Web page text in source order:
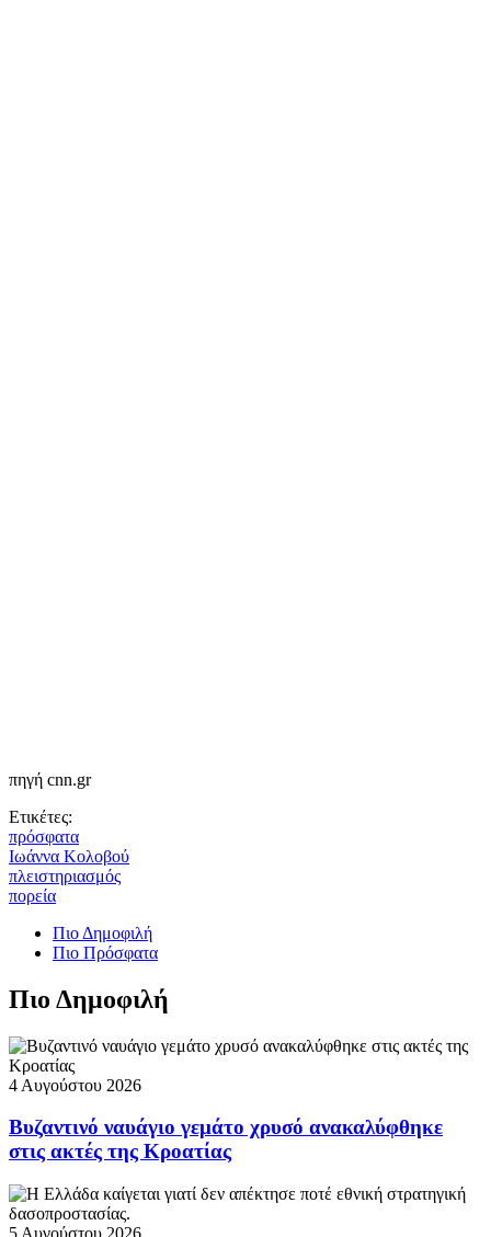
πηγή cnn.gr
Ετικέτες:
πρόσφατα
Ιωάννα Κολοβού
πλειστηριασμός
πορεία
Πιο Δημοφιλή
Πιο Πρόσφατα
Πιο Δημοφιλή
4 Αυγούστου 2026
Βυζαντινό ναυάγιο γεμάτο χρυσό ανακαλύφθηκε
στις ακτές της Κροατίας
5 Αυγούστου 2026